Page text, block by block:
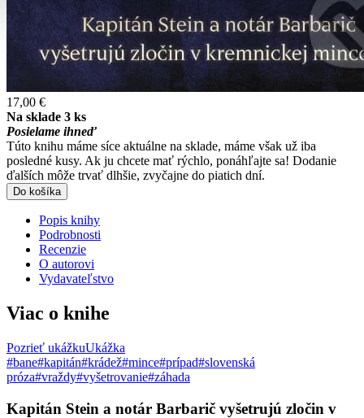
17,00 €
Na sklade 3 ks
Posielame ihneď
Túto knihu máme síce aktuálne na sklade, máme však už iba
posledné kusy. Ak ju chcete mať rýchlo, ponáhľajte sa! Dodanie
ďalších môže trvať dlhšie, zvyčajne do piatich dní.
Do košíka
Popis knihy
Podrobnosti
Recenzie
O autorovi
Vydavateľstvo
Viac o knihe
Pozrieť ukážkuUkážka
#bane#kapitán#krádež#mince#prípad#slovenská
próza#vraždy#vyšetrovanie#záhada
Kapitán Stein a notár Barbarič vyšetrujú zločin v